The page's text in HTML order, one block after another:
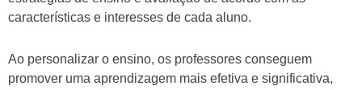
características e interesses de cada aluno.
Ao personalizar o ensino, os professores conseguem
promover uma aprendizagem mais efetiva e significativa,